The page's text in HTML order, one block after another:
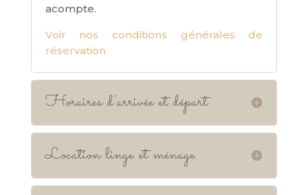
acompte.
Voir nos conditions générales de
réservation
Horaires d'arrivée et départ
Location linge et ménage